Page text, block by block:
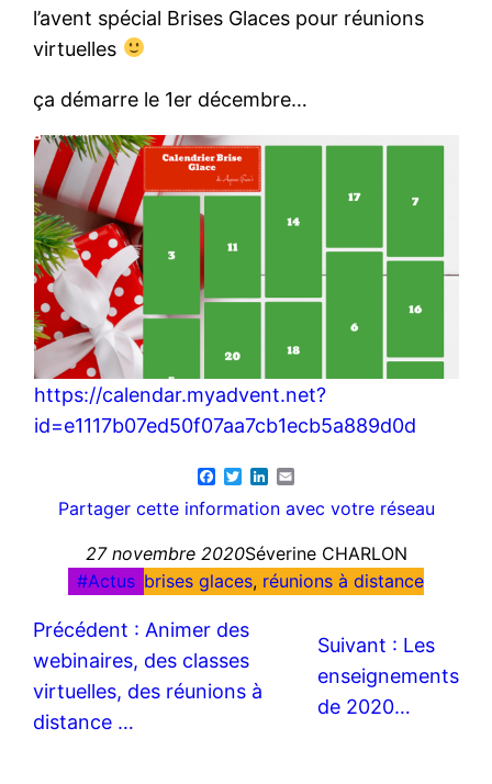
l’avent spécial Brises Glaces pour réunions
virtuelles
ça démarre le 1er décembre…
https://calendar.myadvent.net?
id=e1117b07ed50f07aa7cb1ecb5a889d0d
Facebook
TwitterLinkedIn
Partager cette information avec votre réseau
27 novembre 2020Séverine CHARLON
Actus brises glaces, réunions à distance
Précédent : Animer des
webinaires, des classes
virtuelles, des réunions à
distance …
Suivant : Les
enseignements
de 2020…